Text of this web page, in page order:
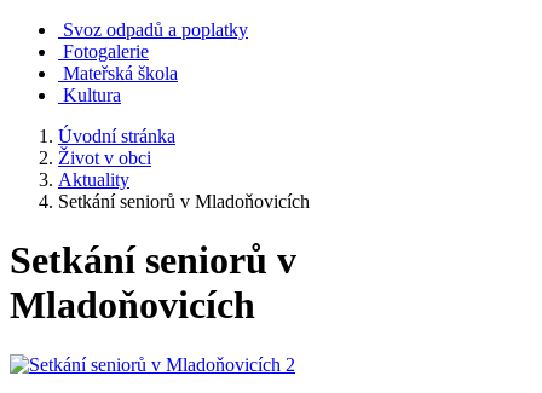
Svoz odpadů a poplatky
Fotogalerie
Mateřská škola
Kultura
Úvodní stránka
Život v obci
Aktuality
Setkání seniorů v Mladoňovicích
Setkání seniorů v
Mladoňovicích